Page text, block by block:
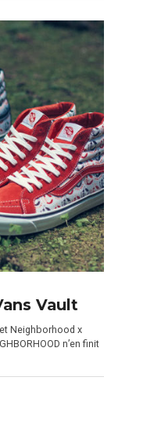
Vault
Neighborhood x
n’en finit